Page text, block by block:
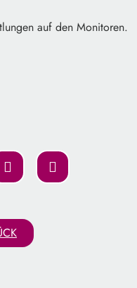
auf den Monitoren.